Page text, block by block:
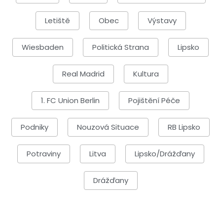
Letiště Obec Výstavy
Wiesbaden Politická Strana Lipsko
Real Madrid Kultura
1. FC Union Berlin Pojištění Péče
Podniky Nouzová Situace RB Lipsko
Potraviny Litva Lipsko/Drážďany
Drážďany